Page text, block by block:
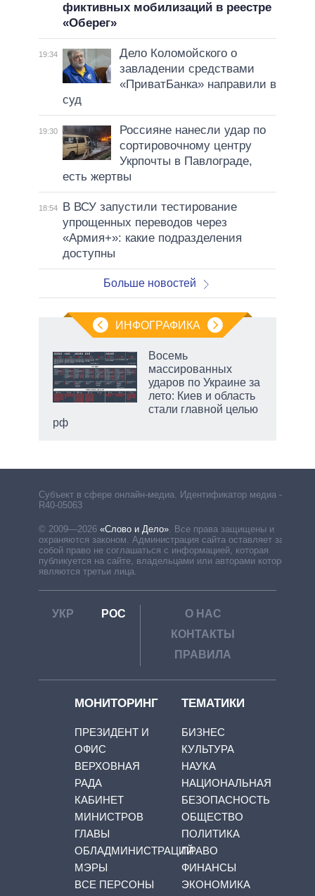
фиктивных мобилизаций в реестре
«Оберег»
19:34
Дело Коломойского о
завладении средствами
«ПриватБанка» направили в
суд
19:30
Россияне нанесли удар по
сортировочному центру
Укрпочты в Павлограде,
есть жертвы
18:54
В ВСУ запустили тестирование
упрощенных переводов через
«Армия+»: какие подразделения
доступны
Больше новостей
ИНФОГРАФИКА
Восемь
массированных
ударов по Украине за
лето: Киев и область
стали главной целью
рф
Субъект в сфере онлайн-медиа. Идентификатор медиа –
R40-05063
© 2009—2026 «Слово и Дело». Все права защищены и
охраняются законом. Администрация сайта оставляет за
собой право не соглашаться с информацией, которая
публикуется на сайте, владельцами или авторами которой
являются третьи лица.
УКР РОС
О НАС
КОНТАКТЫ
ПРАВИЛА
МОНИТОРИНГ
ПРЕЗИДЕНТ И
ОФИС
ВЕРХОВНАЯ
РАДА
КАБИНЕТ
МИНИСТРОВ
ГЛАВЫ
ОБЛАДМИНИСТРАЦИЙ
МЭРЫ
ВСЕ ПЕРСОНЫ
ТЕМАТИКИ
БИЗНЕС
КУЛЬТУРА
НАУКА
НАЦИОНАЛЬНАЯ
БЕЗОПАСНОСТЬ
ОБЩЕСТВО
ПОЛИТИКА
ПРАВО
ФИНАНСЫ
ЭКОНОМИКА